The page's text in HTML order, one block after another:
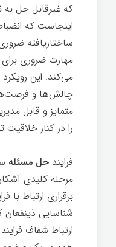
که غیرقابل حل
اینجاست که
ساختاریافته
مهارت ضروری
می‌کند. این رویکرد
چالش‌ها و
متمایز و قابل
را در کنار
فرایند حل مسئله
مرحله کلیدی
برقراری ارتباط
شناسایی
ارتباط شفاف